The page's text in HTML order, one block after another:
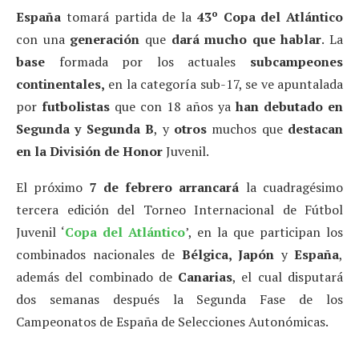
España tomará partida de la 43º Copa del Atlántico
con una generación que dará mucho que hablar. La
base formada por los actuales subcampeones
continentales, en la categoría sub-17, se ve apuntalada
por futbolistas que con 18 años ya han debutado en
Segunda y Segunda B, y otrosmuchos que destacan
en la División de HonorJuvenil.
El próximo 7 de febrero arrancará la cuadragésimo
tercera edición del Torneo Internacional de Fútbol
Juvenil ‘Copa del Atlántico’, en la que participan los
combinados nacionales de Bélgica, Japón yEspaña,
además del combinado de Canarias, el cual disputará
dos semanas después la Segunda Fase de los
Campeonatos de España de Selecciones Autonómicas.